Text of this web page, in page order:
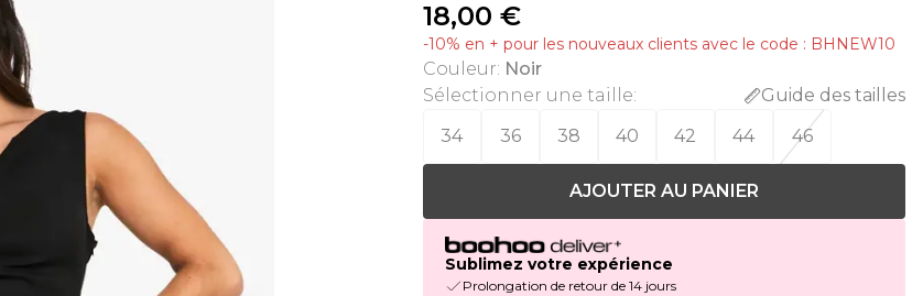
18,00 €
-10% en + pour les nouveaux clients avec le code : BHNEW10
Couleur: Noir
Sélectionner une taille:
Guide des tailles
34
36 38 40 42 44 46
AJOUTER AU PANIER
Sublimez votre expérience
Prolongation de retour de 14 jours